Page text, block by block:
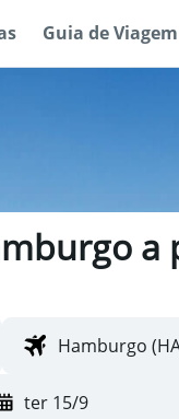
Guia de Viagem
ter 15/9